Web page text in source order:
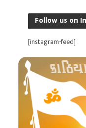
Follow us on
[instagram-feed]